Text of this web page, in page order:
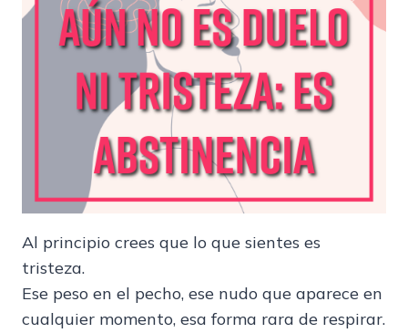
Al principio crees que lo que sientes es
tristeza.
Ese peso en el pecho, ese nudo que aparece en
cualquier momento, esa forma rara de respirar.